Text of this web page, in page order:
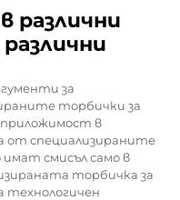
различни
за
торбички за
приложимост в
от специализираните
смисъл само в
торбичка за
технологичен